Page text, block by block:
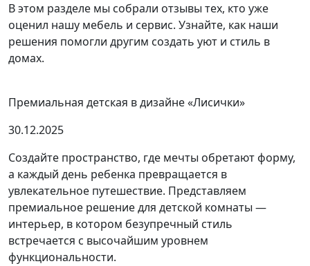
В этом разделе мы собрали отзывы тех, кто уже
оценил нашу мебель и сервис. Узнайте, как наши
решения помогли другим создать уют и стиль в
домах.
Премиальная детская в дизайне «Лисички»
30.12.2025
Создайте пространство, где мечты обретают форму,
а каждый день ребенка превращается в
увлекательное путешествие. Представляем
премиальное решение для детской комнаты —
интерьер, в котором безупречный стиль
встречается с высочайшим уровнем
функциональности.